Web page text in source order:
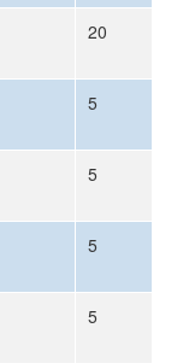
20
5
5
5
5